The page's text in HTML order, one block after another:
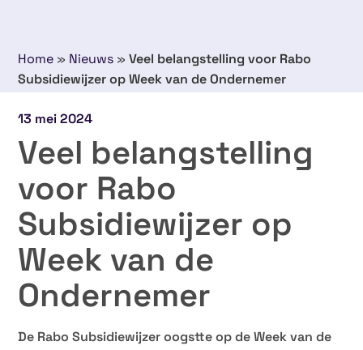
Home » Nieuws »Veel belangstelling voor Rabo
Subsidiewijzer op Week van de Ondernemer
13 mei 2024
Veel belangstelling
voor Rabo
Subsidiewijzer op
Week van de
Ondernemer
De Rabo Subsidiewijzer oogstte op de Week van de